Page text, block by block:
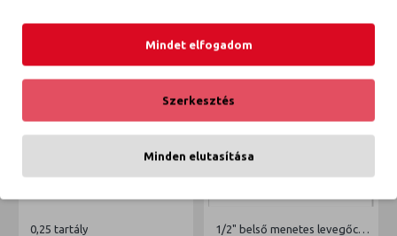
0,25 tartály 1/2" belső menetes levegőcsatlakozó
Mindet elfogadom
Szerkesztés
Minden elutasítása